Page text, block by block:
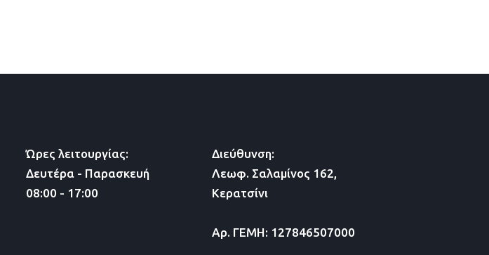
Ώρες λειτουργίας:
Δευτέρα - Παρασκευή
08:00 - 17:00
Διεύθυνση:
Λεωφ. Σαλαμίνος 162,
Κερατσίνι
Αρ. ΓΕΜΗ: 127846507000